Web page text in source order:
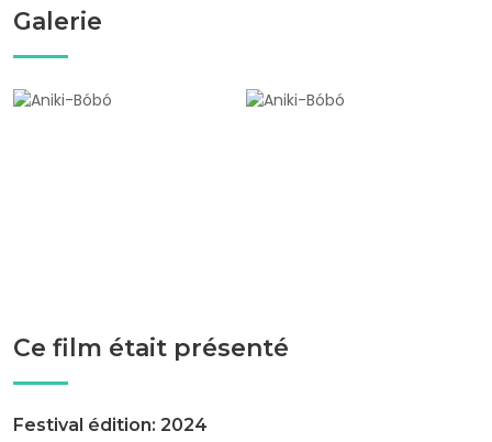
Galerie
Ce film était présenté
Festival édition: 2024